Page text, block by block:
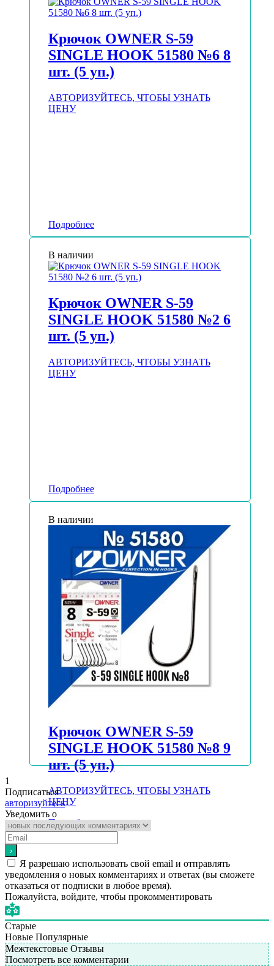
Крючок OWNER S-59
SINGLE HOOK 51580 №6 8
шт. (5 уп.)
АВТОРИЗУЙТЕСЬ, ЧТОБЫ УЗНАТЬ
ЦЕНУ
Подробнее
В наличии
Крючок OWNER S-59
SINGLE HOOK 51580 №2 6
шт. (5 уп.)
АВТОРИЗУЙТЕСЬ, ЧТОБЫ УЗНАТЬ
ЦЕНУ
Подробнее
В наличии
Крючок OWNER S-59
SINGLE HOOK 51580 №8 9
шт. (5 уп.)
АВТОРИЗУЙТЕСЬ, ЧТОБЫ УЗНАТЬ
ЦЕНУ
Подробнее
1
Подписаться
авторизуйтесь
Уведомить о
Я разрешаю использовать свой email и отправлять
уведомления о новых комментариях и ответах (вы cможете
отказаться от подписки в любое время).
Пожалуйста, войдите, чтобы прокомментировать
Старые
Новые Популярные
Межтекстовые Отзывы
Посмотреть все комментарии